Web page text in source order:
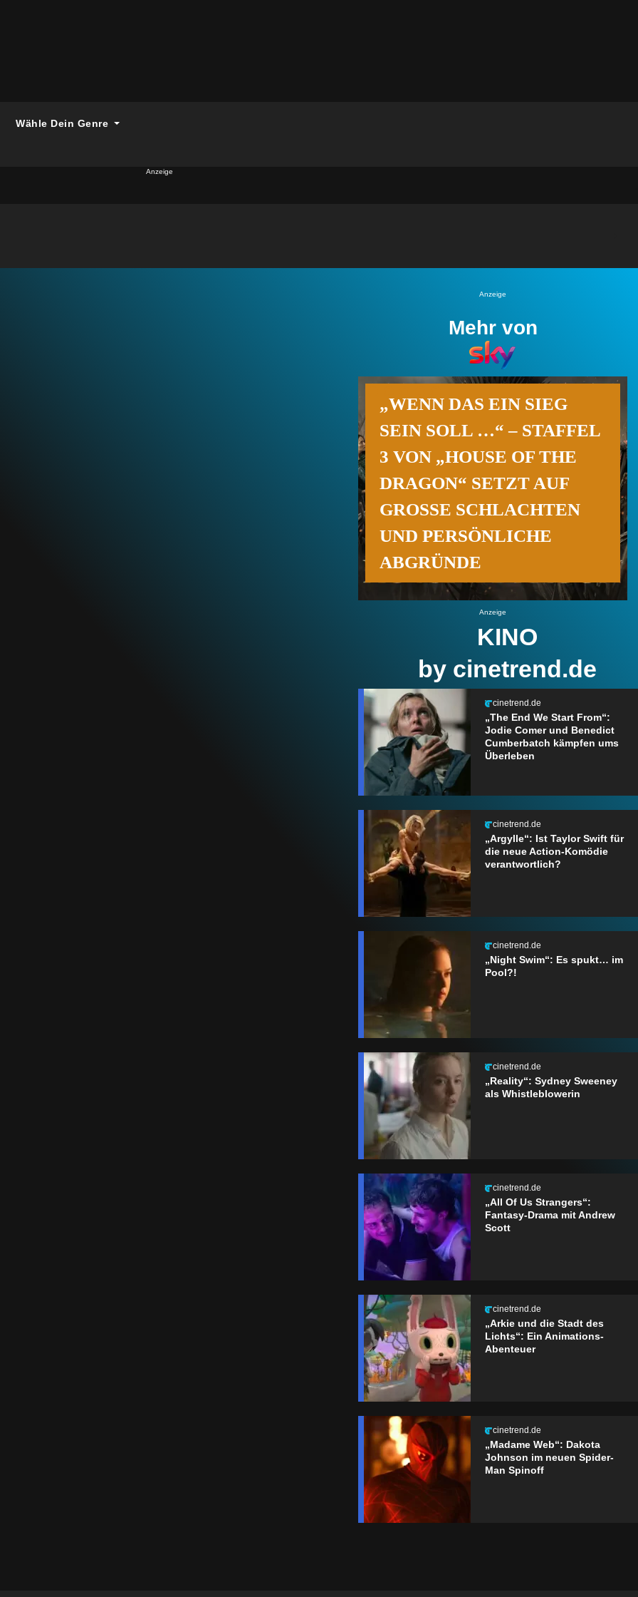
Wähle Dein Genre
Anzeige
Anzeige
Mehr von
„WENN DAS EIN SIEG
SEIN SOLL …“ – STAFFEL
3 VON „HOUSE OF THE
DRAGON“ SETZT AUF
GROSSE SCHLACHTEN U
ND PERSÖNLICHE A
BGRÜNDE
Anzeige
KINO
by cinetrend.de
cinetrend.de
„The End We Start From“:
Jodie Comer und Benedict
Cumberbatch kämpfen ums
Überleben
cinetrend.de
„Argylle“: Ist Taylor Swift für
die neue Action-Komödie
verantwortlich?
cinetrend.de
„Night Swim“: Es spukt… im
Pool?!
cinetrend.de
„Reality“: Sydney Sweeney
als Whistleblowerin
cinetrend.de
„All Of Us Strangers“:
Fantasy-Drama mit Andrew
Scott
cinetrend.de
„Arkie und die Stadt des
Lichts“: Ein Animations-
Abenteuer
cinetrend.de
„Madame Web“: Dakota
Johnson im neuen Spider-
Man Spinoff